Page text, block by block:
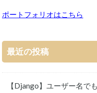
ポートフォリオはこちら
最近の投稿
【Django】ユーザー名で